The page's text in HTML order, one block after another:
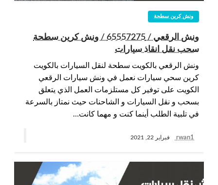
ونش كرين سطحة
ونش الرقعي / 65557275 / ونش كرين سطحة
سحب نقل انقاذ سيارات
ونش الرقعي بالكويت سطحة لنقل السيارات بالكويت
كرين سحي سيارات نعمل في ونش سيارات الرقعي
الكويت على توفير كل مستلزمات العمل الذي يتعلق
بسحب و نقل السيارات و الشاحنات حيث نمتاز بالسرعة
في تلبية الطلب أينما كنت و مهما كانت…
rwan1 فبراير 22, 2021